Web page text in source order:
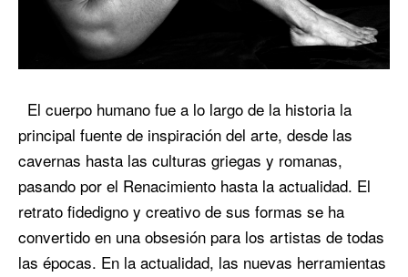
El cuerpo humano fue a lo largo de la historia la
principal fuente de inspiración del arte, desde las
cavernas hasta las culturas griegas y romanas,
pasando por el Renacimiento hasta la actualidad. El
retrato fidedigno y creativo de sus formas se ha
convertido en una obsesión para los artistas de todas
las épocas. En la actualidad, las nuevas herramientas